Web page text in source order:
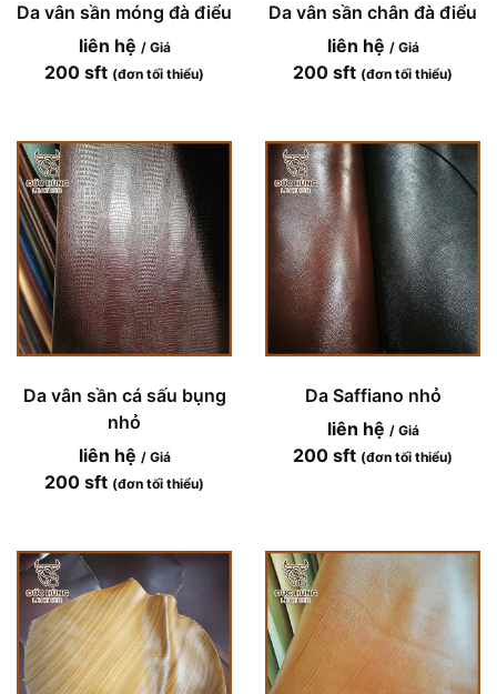
Da vân sần móng đà điểu
liên hệ / Giá
200 sft (đơn tối thiểu)
Da vân sần chân đà điểu
liên hệ / Giá
200 sft (đơn tối thiểu)
Da vân sần cá sấu bụng
nhỏ
liên hệ / Giá
200 sft (đơn tối thiểu)
Da Saffiano nhỏ
liên hệ / Giá
200 sft (đơn tối thiểu)